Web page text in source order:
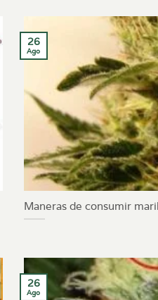
Maneras de consumir
26
Ago
26
Ago